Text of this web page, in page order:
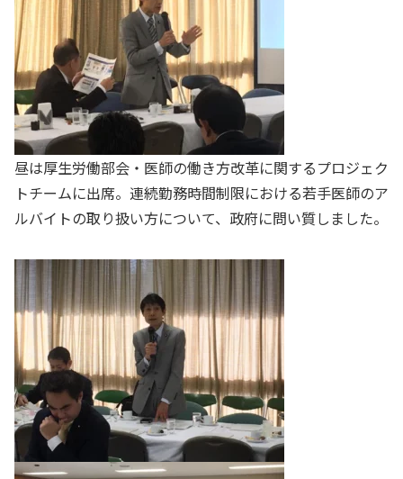
昼は厚生労働部会・医師の働き方改革に関するプロジェク
トチームに出席。連続勤務時間制限における若手医師のア
ルバイトの取り扱い方について、政府に問い質しました。